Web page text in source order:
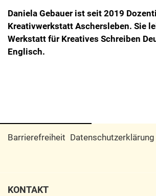
Daniela Gebauer ist seit 2019
Kreativwerkstatt Aschersleben. Sie
Werkstatt für Kreatives Schreiben
Englisch.
Barrierefreiheit Datenschutzerklärung
KONTAKT